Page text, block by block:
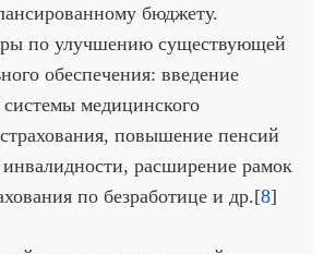
бюджету.
по улучшению существующей
обеспечения: введение
системы медицинского
повышение пенсий
расширение рамок
по безработице и др.[8]